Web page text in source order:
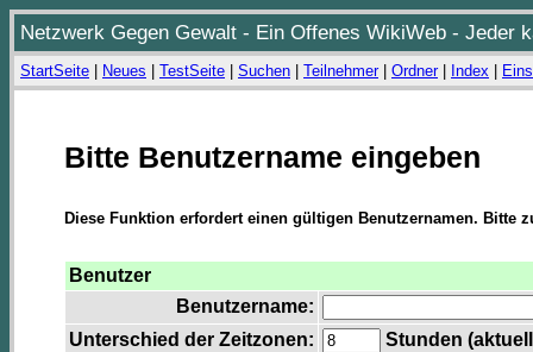
Netzwerk Gegen Gewalt - Ein Offenes WikiWeb - Jeder
StartSeite Neues TestSeite Suchen Teilnehmer| Ordner| Index
Bitte Benutzername eingeben
Diese Funktion erfordert einen gültigen Benutzernamen. Bitte
Benutzer
Benutzername:
Unterschied der Zeitzonen:
Stunden